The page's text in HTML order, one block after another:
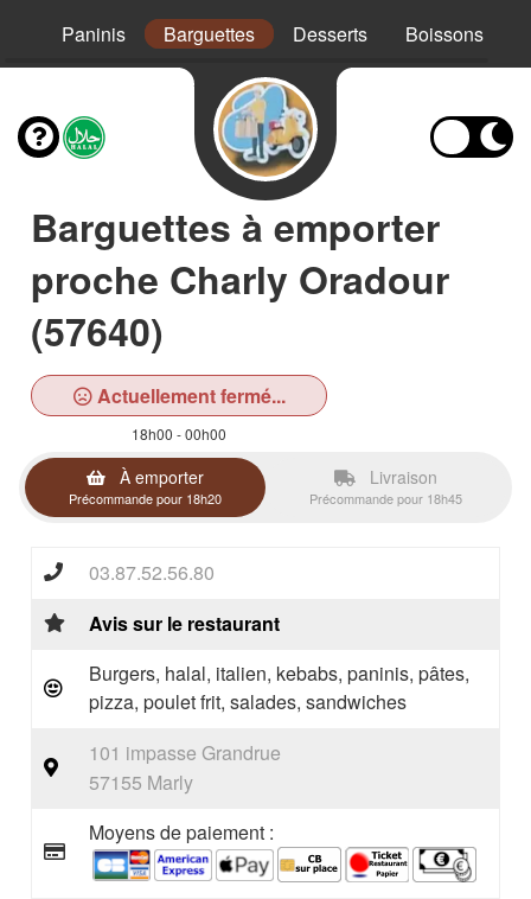
Paninis Barguettes Desserts Boissons
Barguettes à emporter
proche Charly Oradour
(57640)
Actuellement fermé...
18h00 - 00h00
À emporter
Précommande pour 18h20
Livraison
Précommande pour 18h45
03.87.52.56.80
Avis sur le restaurant
Burgers, halal, italien, kebabs, paninis, pâtes,
pizza, poulet frit, salades, sandwiches
101 impasse Grandrue
57155 Marly
Moyens de paiement :